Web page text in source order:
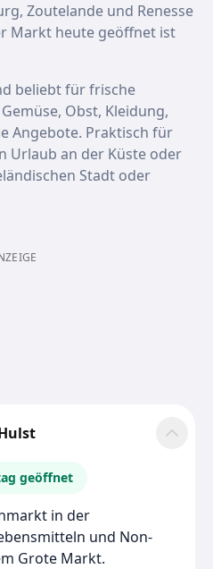
Zoutelande und Renesse
Markt heute geöffnet ist
beliebt für frische
Obst, Kleidung,
Angebote. Praktisch für
Urlaub an der Küste oder
Stadt oder
geöffnet
in der
und Non-
Grote Markt.